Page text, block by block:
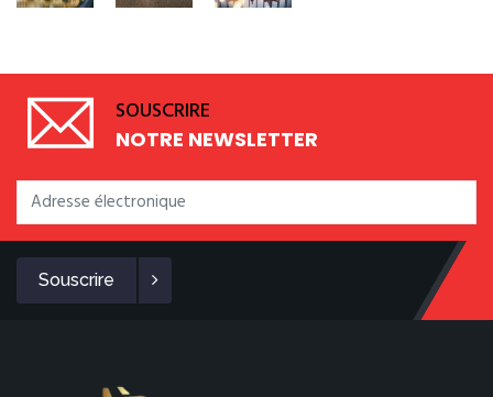
SOUSCRIRE
NOTRE NEWSLETTER
Souscrire